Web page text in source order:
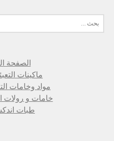
عن:
الصفحة
ماكينات
مواد وخامات
خامات و رولات
طبات